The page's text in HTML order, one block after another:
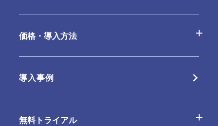
クラウド版の特長
基本機能一覧
連携ツール
価格・導入方法
クラウド版
導入事例
無料トライアル